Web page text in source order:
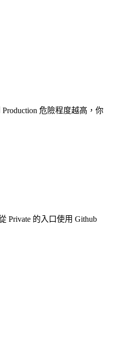
危險程度越高，你
Private 的入口使用 Github